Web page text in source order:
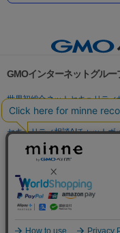
GMOインターネットグル
世界初総合ネットセキュリティ
パスワード漏洩診断
Webサ
セキュリティ相談AIチャットボ
実在証明・盗聴対策
サイバー攻撃対策（GMO Flatt
セキュリティ事業の軌跡